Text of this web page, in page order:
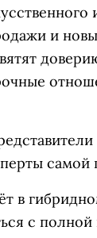
и
самой
в
с